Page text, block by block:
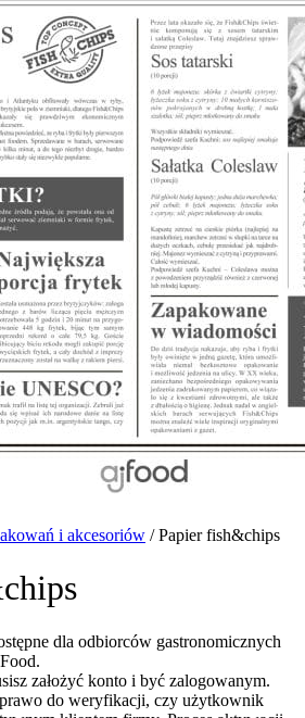
i akcesoriów /Papier fish&chips
dla odbiorców gastronomicznych
założyć konto i być zalogowanym.
do weryfikacji, czy użytkownik